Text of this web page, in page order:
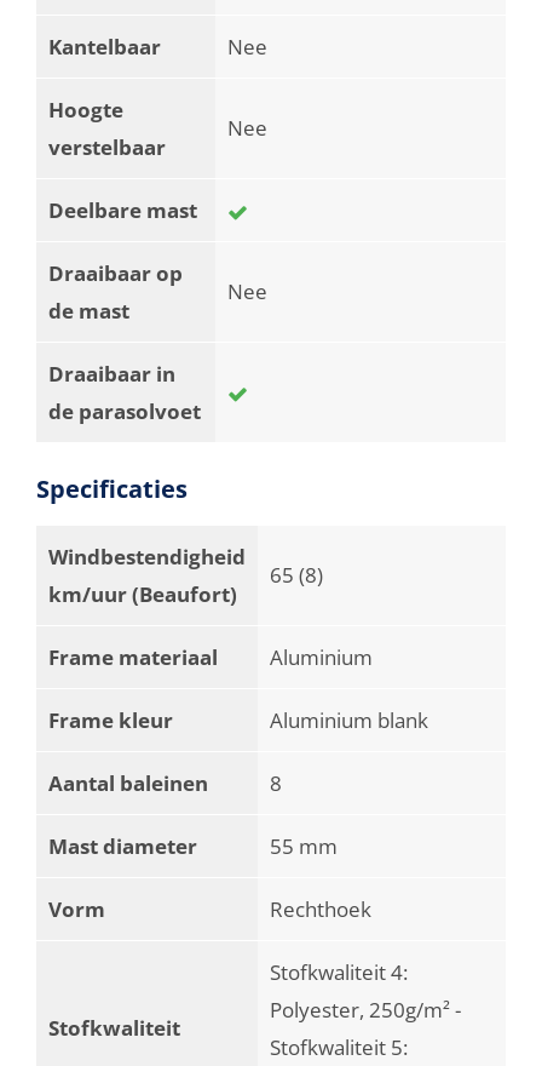
Kantelbaar Nee
Hoogte
verstelbaar
Nee
Deelbare mast
Draaibaar op
de mast
Nee
Draaibaar in
de parasolvoet
Specificaties
Windbestendigheid
km/uur (Beaufort)
65 (8)
Frame materiaal Aluminium
Frame kleur Aluminium blank
Aantal baleinen 8
Mast diameter 55 mm
Vorm Rechthoek
Stofkwaliteit
Stofkwaliteit 4:
Polyester, 250g/m² -
Stofkwaliteit 5: